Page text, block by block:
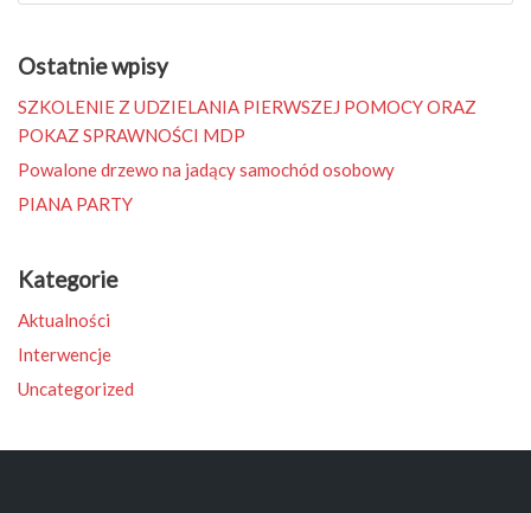
Ostatnie wpisy
SZKOLENIE Z UDZIELANIA PIERWSZEJ POMOCY ORAZ
POKAZ SPRAWNOŚCI MDP
Powalone drzewo na jadący samochód osobowy
PIANA PARTY
Kategorie
Aktualności
Interwencje
Uncategorized